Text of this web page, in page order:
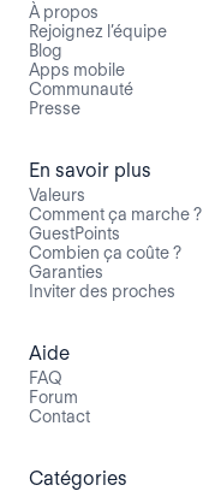
À propos
Rejoignez l’équipe
Blog
Apps mobile
Communauté
Presse
En savoir plus
Valeurs
Comment ça marche ?
GuestPoints
Combien ça coûte ?
Garanties
Inviter des proches
Aide
FAQ
Forum
Contact
Catégories